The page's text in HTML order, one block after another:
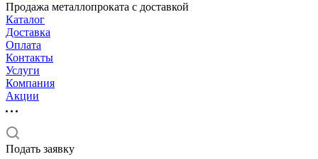
Продажа металлопроката с доставкой
Каталог
Доставка
Оплата
Контакты
Услуги
Компания
Акции
Подать заявку